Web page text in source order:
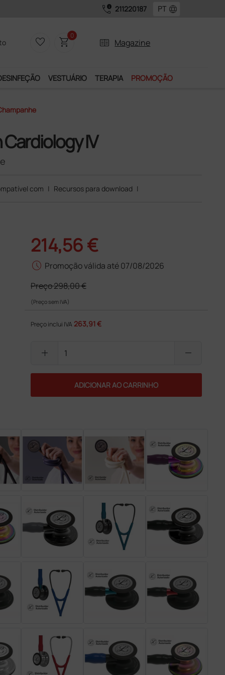
call_quality 211220187 language
favorite_border shopping_cart0
two_pager Magazine
VESTUÁRIO TERAPIA PROMOÇÃO
IV
com | Recursos para download |
214,56 €
schedule Promoção válida até 07/08/2026
Preço298,00 €
(Preço sem IVA)
Preço inclui IVA 263,91 €
add remove
ADICIONAR AO CARRINHO